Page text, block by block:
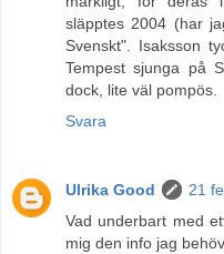
släpptes 2004 (har
Svenskt". Isaksson
Tempest sjunga på
dock, lite väl pompös.
Svara
Ulrika Good
21
Vad underbart med
mig den info jag